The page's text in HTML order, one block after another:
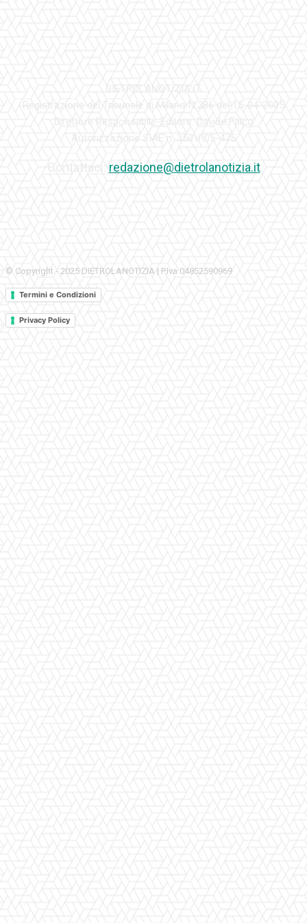
redazione@dietrolanotizia.it
© Copyright - 2025 DIETROLANOTIZIA | P.Iva 04852590969
Termini e Condizioni
Privacy Policy